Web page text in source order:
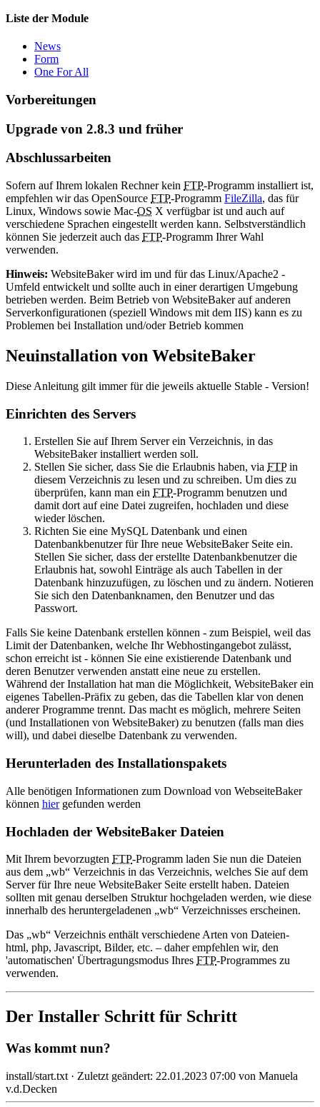
Liste der Module
News
Form
One For All
Vorbereitungen
Upgrade von 2.8.3 und früher
Abschlussarbeiten
Sofern auf Ihrem lokalen Rechner kein FTP-Programm installiert ist,
empfehlen wir das OpenSource FTP-Programm FileZilla, das für
Linux, Windows sowie Mac-OS X verfügbar ist und auch auf
verschiedene Sprachen eingestellt werden kann. Selbstverständlich
können Sie jederzeit auch das FTP-Programm Ihrer Wahl
verwenden.
Hinweis: WebsiteBaker wird im und für das Linux/Apache2 -
Umfeld entwickelt und sollte auch in einer derartigen Umgebung
betrieben werden. Beim Betrieb von WebsiteBaker auf anderen
Serverkonfigurationen (speziell Windows mit dem IIS) kann es zu
Problemen bei Installation und/oder Betrieb kommen
Neuinstallation von WebsiteBaker
Diese Anleitung gilt immer für die jeweils aktuelle Stable - Version!
Einrichten des Servers
Erstellen Sie auf Ihrem Server ein Verzeichnis, in das
WebsiteBaker installiert werden soll.
Stellen Sie sicher, dass Sie die Erlaubnis haben, via FTPin
diesem Verzeichnis zu lesen und zu schreiben. Um dies zu
überprüfen, kann man ein FTP-Programm benutzen und
damit dort auf eine Datei zugreifen, hochladen und diese
wieder löschen.
Richten Sie eine MySQL Datenbank und einen
Datenbankbenutzer für Ihre neue WebsiteBaker Seite ein.
Stellen Sie sicher, dass der erstellte Datenbankbenutzer die
Erlaubnis hat, sowohl Einträge als auch Tabellen in der
Datenbank hinzuzufügen, zu löschen und zu ändern. Notieren
Sie sich den Datenbanknamen, den Benutzer und das
Passwort.
Falls Sie keine Datenbank erstellen können - zum Beispiel, weil das
Limit der Datenbanken, welche Ihr Webhostingangebot zulässt,
schon erreicht ist - können Sie eine existierende Datenbank und
deren Benutzer verwenden anstatt eine neue zu erstellen.
Während der Installation hat man die Möglichkeit, WebsiteBaker ein
eigenes Tabellen-Präfix zu geben, das die Tabellen klar von denen
anderer Programme trennt. Das macht es möglich, mehrere Seiten
(und Installationen von WebsiteBaker) zu benutzen (falls man dies
will), und dabei dieselbe Datenbank zu verwenden.
Herunterladen des Installationspakets
Alle benötigen Informationen zum Download von WebseiteBaker
können hiergefunden werden
Hochladen der WebsiteBaker Dateien
Mit Ihrem bevorzugten FTP-Programm laden Sie nun die Dateien
aus dem „wb“ Verzeichnis in das Verzeichnis, welches Sie auf dem
Server für Ihre neue WebsiteBaker Seite erstellt haben. Dateien
sollten mit genau derselben Struktur hochgeladen werden, wie diese
innerhalb des heruntergeladenen „wb“ Verzeichnisses erscheinen.
Das „wb“ Verzeichnis enthält verschiedene Arten von Dateien-
html, php, Javascript, Bilder, etc. – daher empfehlen wir, den
'automatischen' Übertragungsmodus Ihres FTP-Programmes zu
verwenden.
Der Installer Schritt für Schritt
Was kommt nun?
install/start.txt · Zuletzt geändert: 22.01.2023 07:00 von Manuela
v.d.Decken